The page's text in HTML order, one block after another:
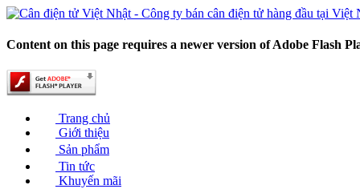
Content on this page requires a newer version of Adobe Flash
Trang chủ
Giới thiệu
Sản phẩm
Tin tức
Khuyến mãi